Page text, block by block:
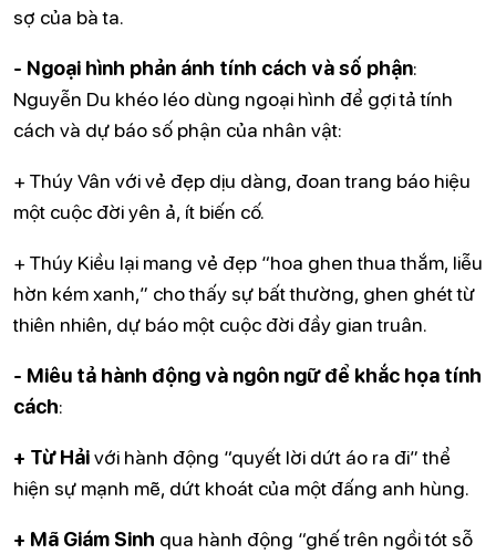
sợ của bà ta.
- Ngoại hình phản ánh tính cách và số phận:
Nguyễn Du khéo léo dùng ngoại hình để gợi tả tính
cách và dự báo số phận của nhân vật:
+ Thúy Vân với vẻ đẹp dịu dàng, đoan trang báo hiệu
một cuộc đời yên ả, ít biến cố.
+ Thúy Kiều lại mang vẻ đẹp “hoa ghen thua thắm, liễu
hờn kém xanh,” cho thấy sự bất thường, ghen ghét từ
thiên nhiên, dự báo một cuộc đời đầy gian truân.
- Miêu tả hành động và ngôn ngữ để khắc họa tính
cách:
+ Từ Hảivới hành động “quyết lời dứt áo ra đi” thể
hiện sự mạnh mẽ, dứt khoát của một đấng anh hùng.
+ Mã Giám Sinh qua hành động “ghế trên ngồi tót sỗ